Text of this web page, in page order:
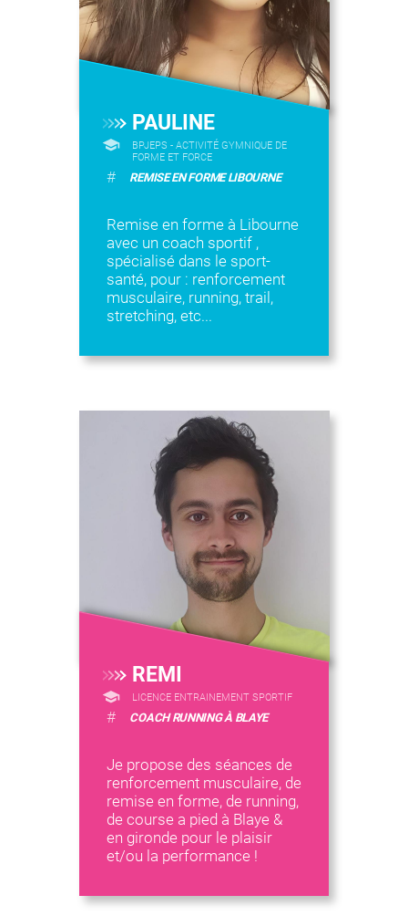
PAULINE
BPJEPS - ACTIVITÉ GYMNIQUE DE
FORME ET FORCE
# REMISE EN FORME LIBOURNE
Remise en forme à Libourne
avec un coach sportif ,
spécialisé dans le sport-
santé, pour : renforcement
musculaire, running, trail,
stretching, etc...
REMI
LICENCE ENTRAINEMENT SPORTIF
# COACH RUNNING À BLAYE
Je propose des séances de
renforcement musculaire, de
remise en forme, de running,
de course a pied à Blaye &
en gironde pour le plaisir
et/ou la performance !